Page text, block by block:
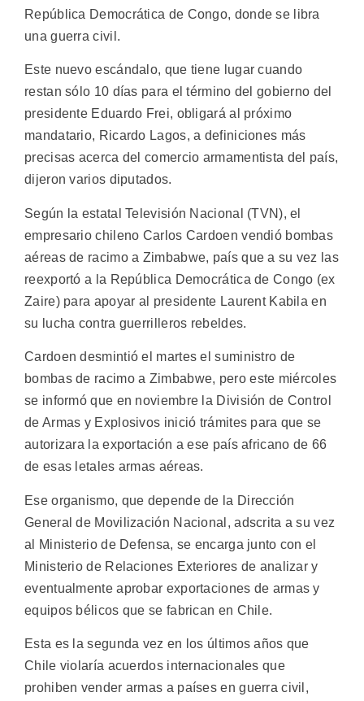
República Democrática de Congo, donde se libra
una guerra civil.
Este nuevo escándalo, que tiene lugar cuando
restan sólo 10 días para el término del gobierno del
presidente Eduardo Frei, obligará al próximo
mandatario, Ricardo Lagos, a definiciones más
precisas acerca del comercio armamentista del país,
dijeron varios diputados.
Según la estatal Televisión Nacional (TVN), el
empresario chileno Carlos Cardoen vendió bombas
aéreas de racimo a Zimbabwe, país que a su vez las
reexportó a la República Democrática de Congo (ex
Zaire) para apoyar al presidente Laurent Kabila en
su lucha contra guerrilleros rebeldes.
Cardoen desmintió el martes el suministro de
bombas de racimo a Zimbabwe, pero este miércoles
se informó que en noviembre la División de Control
de Armas y Explosivos inició trámites para que se
autorizara la exportación a ese país africano de 66
de esas letales armas aéreas.
Ese organismo, que depende de la Dirección
General de Movilización Nacional, adscrita a su vez
al Ministerio de Defensa, se encarga junto con el
Ministerio de Relaciones Exteriores de analizar y
eventualmente aprobar exportaciones de armas y
equipos bélicos que se fabrican en Chile.
Esta es la segunda vez en los últimos años que
Chile violaría acuerdos internacionales que
prohiben vender armas a países en guerra civil,